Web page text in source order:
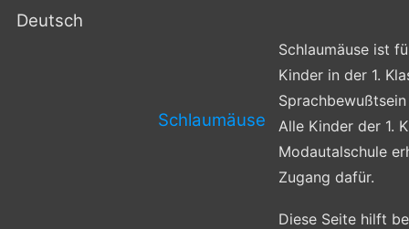
Deutsch
Schlaumäuse
Schlaumäuse ist
Kinder in der 1.
Alle Kinder der 1.
Modautalschule
Zugang dafür.
Diese Seite hilft